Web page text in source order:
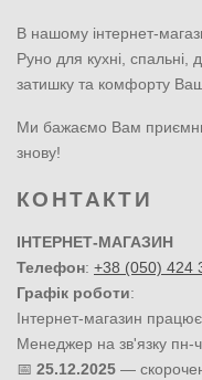
В нашому інтернет-
Руно для кухні, спальні,
затишку та комфорту
Ми бажаємо Вам
знову!
КОНТАКТИ
ІНТЕРНЕТ-МАГАЗИН
Телефон: +38 (050) 424
Графік роботи:
Інтернет-магазин
Менеджер на зв'язку пн-
📅 25.12.2025 —